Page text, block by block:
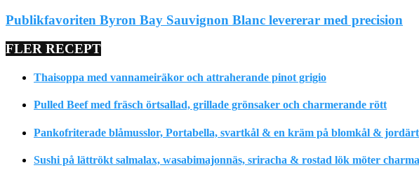
Publikfavoriten Byron Bay Sauvignon Blanc levererar med precision
FLER RECEPT
Thaisoppa med vannameiräkor och attraherande pinot grigio
Pulled Beef med fräsch örtsallad, grillade grönsaker och charmerande rött
Pankofriterade blåmusslor, Portabella, svartkål & en kräm på blomkål &
Sushi på lättrökt salmalax, wasabimajonnäs, sriracha & rostad lök möter